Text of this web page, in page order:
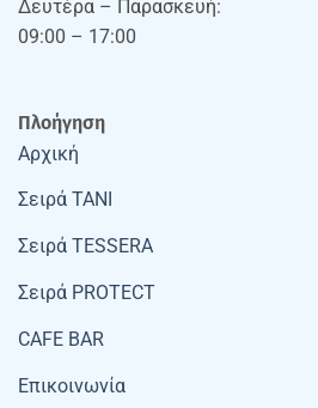
Δευτέρα – Παρασκευή:
09:00 – 17:00
Πλοήγηση
Αρχική
Σειρά TANI
Σειρά TESSERA
Σειρά PROTECT
CAFE BAR
Επικοινωνία